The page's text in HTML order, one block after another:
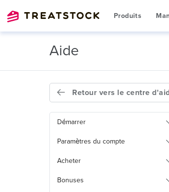
Produits
Aide
Retour vers le centre
Démarrer
Paramètres du compte
Acheter
Bonuses